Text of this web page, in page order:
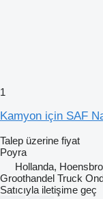
1
Kamyon için SAF
Talep üzerine fiyat
Poyra
Hollanda,
Groothandel Truck
Satıcıyla iletişime geç